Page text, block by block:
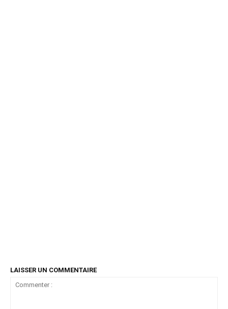
LAISSER UN COMMENTAIRE